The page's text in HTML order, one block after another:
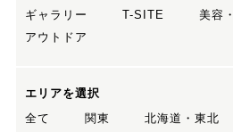
ギャラリー
T-SITE 美容
アウトドア
エリアを選択
全て
関東 北海道・東北